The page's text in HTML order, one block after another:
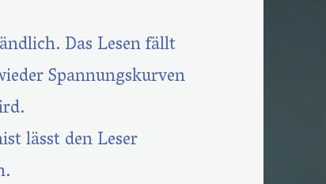
Das Lesen fällt
Spannungskurven
lässt den Leser